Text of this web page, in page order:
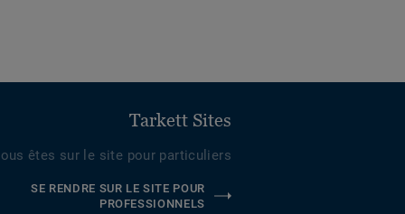
Tarkett Sites
êtes sur le site pour particuliers
SE RENDRE SUR LE SITE POUR
PROFESSIONNELS